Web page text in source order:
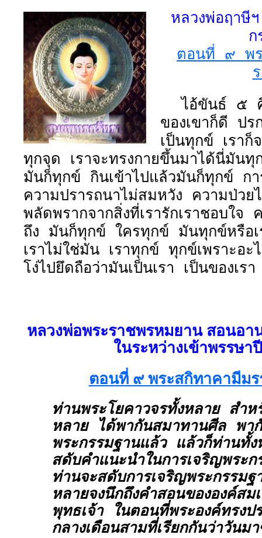
หลวงพ่อฤาษี
ก
ตอนที่ ๙ พร
ไอ้ขันธ์ ๕ คื
ของเขาก็ดี ปร
เป็นทุกข์ เราก็
ทุกจุด เราจะทรงกายขึ้นมาได้นี่มัน
มันก็ทุกข์ กินเข้าไปแล้วมันก็ทุกข์ ก
ความปรารถนาไม่สมหวัง ความป่วย
พลัดพรากจากสิ่งที่เรารักเราชอบใจ
ถึง มันก็ทุกข์ ใครทุกข์ มันทุกข์หรือ
เราไม่ใช่มัน เราทุกข์ ทุกข์เพราะอะ
โง่ไปยึดถือว่ามันเป็นเรา เป็นของเรา
หลวงพ่อพระราชพรหมยาน สอนอา
ในระหว่างเข้าพรรษ
ตอนที่ ๙ พระสกิทาคามีม
ท่านพระโยคาวจรทั้งหลาย สำห
หลาย ได้พากันสมาทานศีล พา
พระกรรมฐานแล้ว แล้วก็ท่านทั้ง
สดับคำแนะนำในการเจริญพระ
ท่านจะสดับการเจริญพระกรรม
หลายจงนึกถึงคำสอนขององค์สม
พุทธเจ้า ในตอนที่พระองค์ทรงป
กลางเดือนสามที่เรียกกันว่าวันม